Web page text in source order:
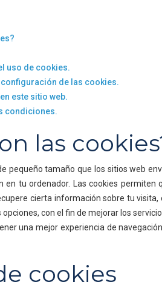
uso de cookies.
de las cookies.
este sitio web.
condiciones.
las
pequeño tamaño que los sitios web
en tu ordenador. Las cookies permiten
cierta información sobre tu visita,
con el fin de mejorar los
una mejor experiencia de
cookies